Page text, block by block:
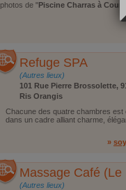
photos de "Piscine Charras à
Refuge SPA
(Autres lieux)
101 Rue Pierre Brossolette,
Ris Orangis
Chacune des quatre chambres est
dans un cadre alliant charme,
»
Massage Café
(Autres lieux)